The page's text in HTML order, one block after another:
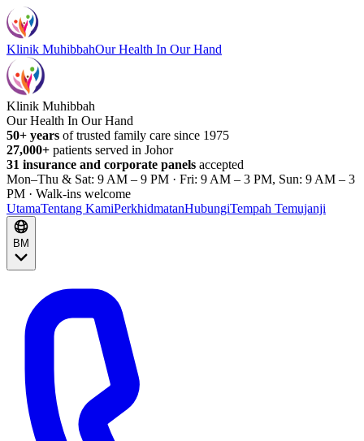
Klinik MuhibbahOur Health In Our Hand
Klinik Muhibbah
Our Health In Our Hand
50+ years of trusted family care since 1975
27,000+ patients served in Johor
31 insurance and corporate panels accepted
Mon–Thu & Sat: 9 AM – 9 PM · Fri: 9 AM – 3 PM, Sun: 9 AM – 3
PM · Walk-ins welcome
UtamaTentang KamiPerkhidmatanHubungiTempah Temujanji
BM